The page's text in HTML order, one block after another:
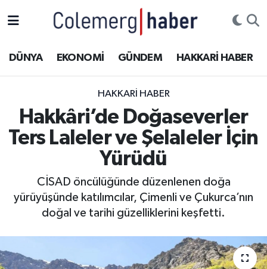
DÜNYA EKONOMİ GÜNDEM HAKKARİ HABER
HAKKARI HABER
Hakkâri’de Doğaseverler
Ters Laleler ve Şelaleler İçin
Yürüdü
CİSAD öncülüğünde düzenlenen doğa
yürüyüşünde katılımcılar, Çimenli ve Çukurca’nın
doğal ve tarihi güzelliklerini keşfetti.
ASAYİŞ
DOĞA
EĞİTİM
GÜNDEM
Hakkâri Hava Durumu
Hakkari Namaz Vakitleri
Hakkâri Trafik Yoğunluk Haritası
Süper Lig Puan Durumu ve Fikstür
Tüm Manşetler
Haber Arşivi